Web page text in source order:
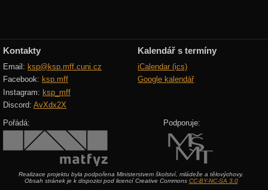
Kontakty
Email: ksp@ksp.mff.cuni.cz
Facebook: ksp.mff
Instagram: ksp_mff
Discord: AvXdx2X
Kalendář s termíny
iCalendar (ics)
Google kalendář
Pořádá: Podporuje:
Realizace projektu byla podpořena Ministerstvem školství, mládeže a tělovýchovy.
Obsah stránek je k dispozici pod licencí Creative Commons CC-BY-NC-SA 3.0